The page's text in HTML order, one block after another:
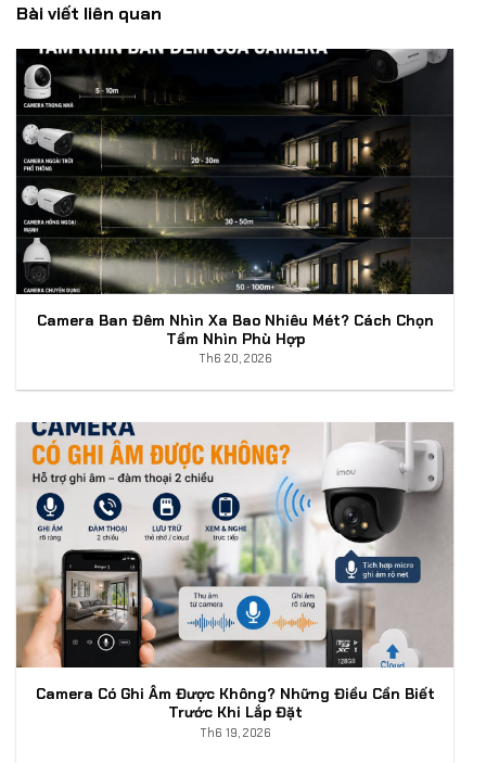
Bài viết liên quan
Camera Ban Đêm Nhìn Xa Bao Nhiêu Mét? Cách Chọn
Tầm Nhìn Phù Hợp
Th6 20, 2026
Camera Có Ghi Âm Được Không? Những Điều Cần Biết
Trước Khi Lắp Đặt
Th6 19, 2026